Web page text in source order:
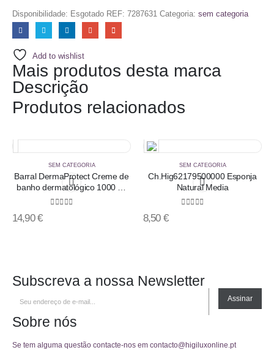
Disponibilidade: Esgotado REF: 7287631 Categoria: sem categoria
Add to wishlist
Mais produtos desta marca
Descrição
Produtos relacionados
SEM CATEGORIA
Barral DermaProtect Creme de
banho dermatológico 1000 ml
com Preço especial
14,90€
SEM CATEGORIA
Ch.Hig62179500000 Esponja
Natural Media
8,50 €
Subscreva a nossa Newsletter
Assinar
Sobre nós
Se tem alguma questão contacte-nos em contacto@higiluxonline.pt